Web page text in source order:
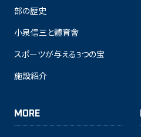
部の歴史
小泉信三と體育會
スポーツが与える3つの宝
施設紹介
MORE